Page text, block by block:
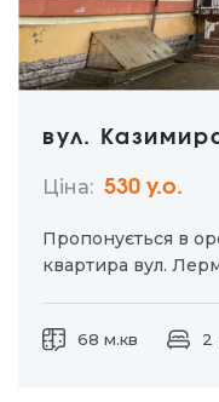
вул.
Ціна: 530 y.о.
Пропонується в
квартира вул.
затишком
68 м.кв 2